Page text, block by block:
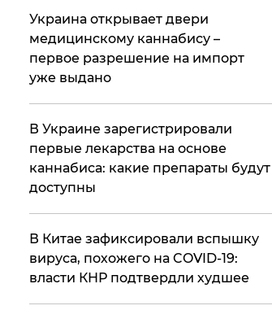
Украина открывает двери
медицинскому каннабису –
первое разрешение на импорт
уже выдано
В Украине зарегистрировали
первые лекарства на основе
каннабиса: какие препараты будут
доступны
В Китае зафиксировали вспышку
вируса, похожего на COVID-19:
власти КНР подтвердли худшее